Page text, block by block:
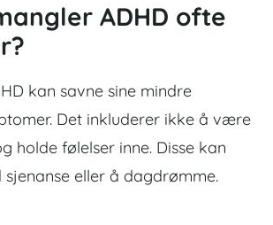
ADHD ofte
kan savne sine mindre
Det inkluderer ikke å være
holde følelser inne. Disse kan
eller å dagdrømme.